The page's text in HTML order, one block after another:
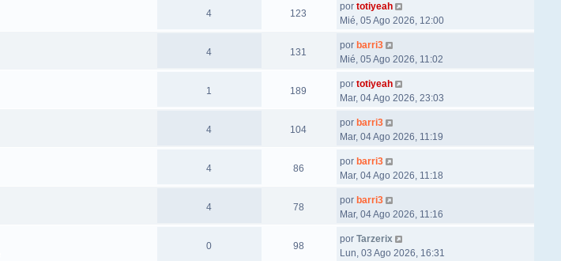
4 123
por totiyeah
Mié, 05 Ago 2026, 12:00
4 131
por barri3
Mié, 05 Ago 2026, 11:02
1 189
por totiyeah
Mar, 04 Ago 2026, 23:03
4 104
por barri3
Mar, 04 Ago 2026, 11:19
4 86
por barri3
Mar, 04 Ago 2026, 11:18
4 78
por barri3
Mar, 04 Ago 2026, 11:16
0 98
por Tarzerix
Lun, 03 Ago 2026, 16:31